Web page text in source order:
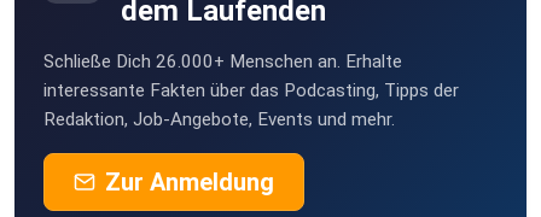
dem Laufenden
Schließe Dich 26.000+ Menschen an. Erhalte
interessante Fakten über das Podcasting, Tipps der
Redaktion, Job-Angebote, Events und mehr.
Zur Anmeldung